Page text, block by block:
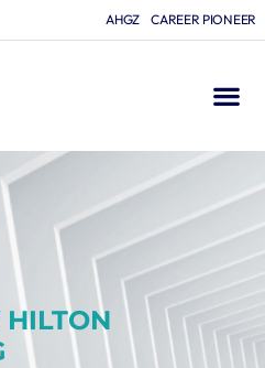
AHGZ CAREER PIONEER